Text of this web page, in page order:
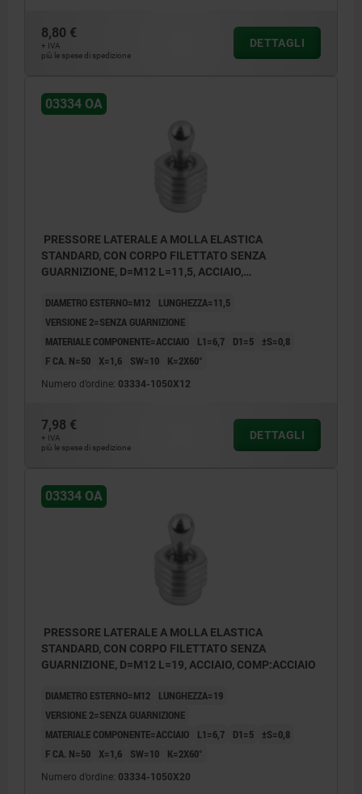
8,80 €
+ IVA
più le spese di spedizione
DETTAGLI
03334 OA
PRESSORE LATERALE A MOLLA ELASTICA
STANDARD, CON CORPO FILETTATO SENZA
GUARNIZIONE, D=M12 L=11,5, ACCIAIO,
DIAMETRO ESTERNO=M12
LUNGHEZZA=11,5
VERSIONE 2=SENZA GUARNIZIONE
MATERIALE COMPONENTE=ACCIAIO
L1=6,7 D1=5
±S=0,8
F CA. N=50 X=1,6 SW=10 K=2X60°
Numero d’ordine: 03334-1050X12
7,98 €
+ IVA
più le spese di spedizione
DETTAGLI
03334 OA
PRESSORE LATERALE A MOLLA ELASTICA
STANDARD, CON CORPO FILETTATO SENZA
GUARNIZIONE, D=M12 L=19, ACCIAIO, COMP:ACCIAIO
DIAMETRO ESTERNO=M12
LUNGHEZZA=19
VERSIONE 2=SENZA GUARNIZIONE
MATERIALE COMPONENTE=ACCIAIO
L1=6,7 D1=5
±S=0,8
F CA. N=50
X=1,6 SW=10 K=2X60°
Numero d’ordine: 03334-1050X20